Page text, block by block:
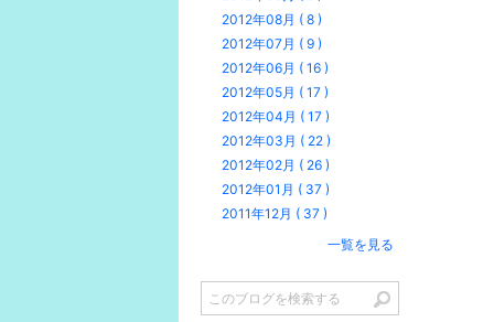
2012年08月 ( 8 )
2012年07月 ( 9 )
2012年06月 ( 16 )
2012年05月 ( 17 )
2012年04月 ( 17 )
2012年03月 ( 22 )
2012年02月 ( 26 )
2012年01月 ( 37 )
2011年12月 ( 37 )
一覧を見る